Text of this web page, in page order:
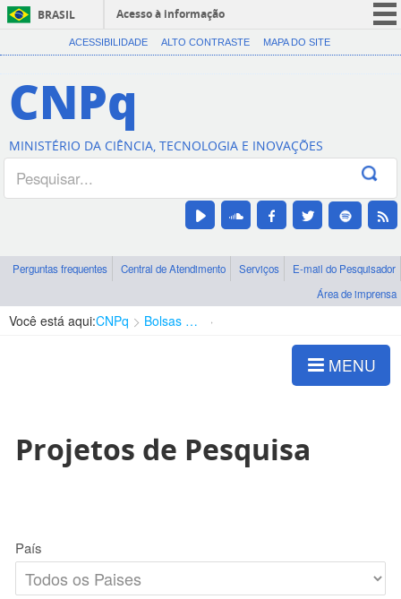
BRASIL
Acesso à informação
CORONAVÍRUS (COVID-19)
Canais
ACESSIBILIDADE ALTO CONTRASTE MAPA DO SITE
CNPq
MINISTÉRIO DA CIÊNCIA, TECNOLOGIA E INOVAÇÕES
Perguntas frequentes Central de Atendimento Serviços
E-mail do Pesquisador
Área de imprensa
Você está aqui:CNPq Bolsas e Auxílios Vigentes
MENU
Projetos de Pesquisa
País